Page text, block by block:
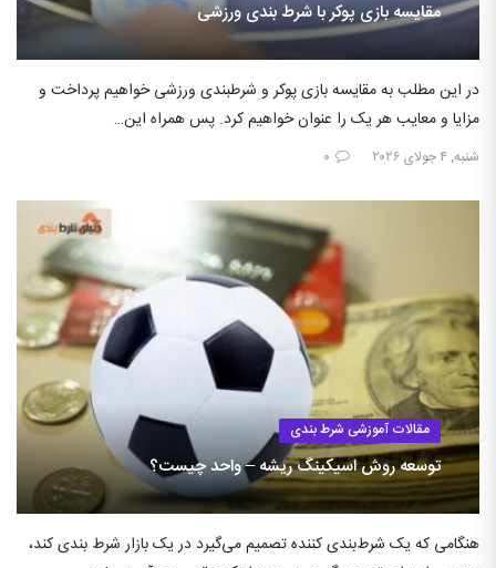
مقایسه بازی پوکر با شرط بندی ورزشی
در این مطلب به مقایسه بازی پوکر و شرطبندی ورزشی خواهیم پرداخت و
مزایا و معایب هر یک را عنوان خواهیم کرد. پس همراه این…
شنبه, ۴ جولای ۲۰۲۶ ۰
مقالات آموزشی شرط بندی
توسعه روش اسیکینگ ریشه – واحد چیست؟
هنگامی که یک شرط‌بندی کننده تصمیم می‌گیرد در یک بازار شرط بندی کند،